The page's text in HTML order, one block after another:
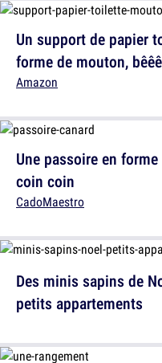
Une passoire en
coin coin
CadoMaestro
Un support de papier
forme de mouton, bêêê
Amazon
Des minis sapins de
petits appartements